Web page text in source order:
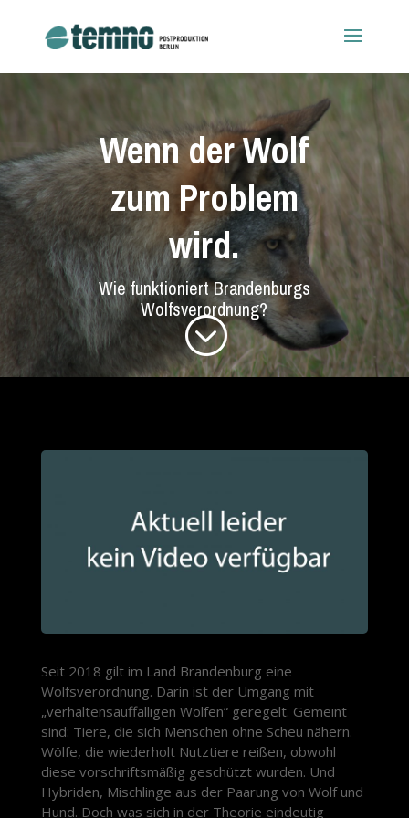
Wenn der Wolf
zum Problem
wird.
Wie funktioniert Brandenburgs
Wolfsverordnung?
;
Seit 2018 gilt im Land Brandenburg eine
Wolfsverordnung. Darin ist der Umgang mit
„verhaltensauffälligen Wölfen“ geregelt. Gemeint
sind: Tiere, die sich Menschen ohne Scheu nähern.
Wölfe, die wiederholt Nutztiere reißen, obwohl
diese vorschriftsmäßig geschützt wurden. Und
Hybriden, Mischlinge aus der Paarung von Wolf und
Hund. Doch was sich in der Theorie eindeutig